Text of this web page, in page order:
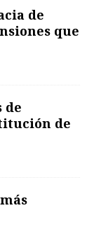
de
que
de
de